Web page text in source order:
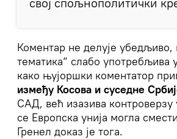
Коментар не делује убедљиво,
тематика“ слабо
како њујоршки коментатор
између Косова и суседне
САД, већ изазива контроверзу
се Европска унија могла
Гренел доказ је тога.